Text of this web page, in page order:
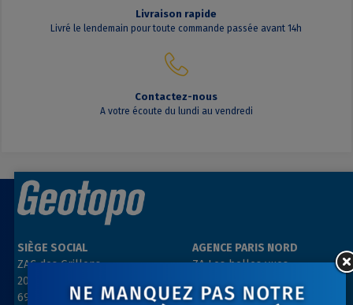
Livraison rapide
Livré le lendemain pour toute commande passée avant 14h
Contactez-nous
A votre écoute du lundi au vendredi
SIÈGE SOCIAL
ZAC des Grillons
208, rue de l’Ancienne Distillerie
69400 GLEIZÉ
AGENCE PARIS NORD
ZA Les belles vues
91290 ARPAJON